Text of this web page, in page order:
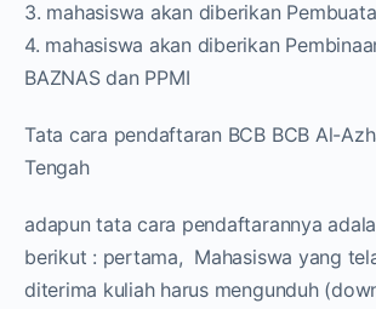
3. mahasiswa akan diberikan
4. mahasiswa akan diberikan
BAZNAS dan PPMI
Tata cara pendaftaran BCB BCB Al-
Tengah
adapun tata cara pendaftarannya
berikut : pertama, Mahasiswa yang
diterima kuliah harus mengunduh